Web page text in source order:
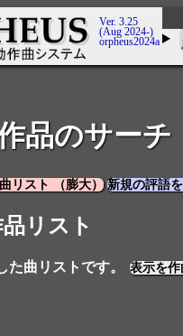
Ver. 3.25
(Aug 2024-)
orpheus2024a
品のサーチ
リスト （膨大） 新規の評語
リスト
曲リストです。 表示を